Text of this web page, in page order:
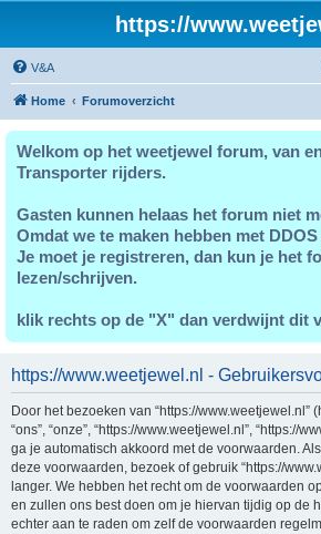
https://
V&A
Home Forumoverzicht
Welkom op het weetjewel forum, van
Transporter rijders.
Gasten kunnen helaas het forum niet
Omdat we te maken hebben met
Je moet je registreren, dan kun je het
lezen/schrijven.
klik rechts op de "X" dan verdwijnt dit
https://www.weetjewel.nl -
Door het bezoeken van “https://www.weetjewel.nl”
“ons”, “onze”, “https://www.weetjewel.nl”, “https://
ga je automatisch akkoord met de voorwaarden.
deze voorwaarden, bezoek of gebruik “https://
langer. We hebben het recht om de voorwaarden
en zullen ons best doen om je hiervan tijdig op de
echter aan te raden om zelf de voorwaarden